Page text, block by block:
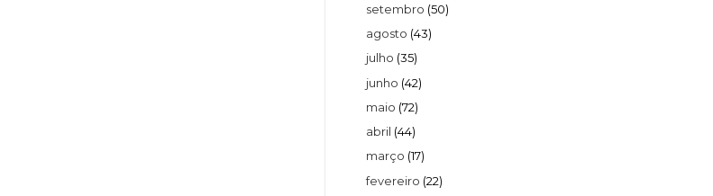
setembro (50)
agosto (43)
julho (35)
junho (42)
maio (72)
abril (44)
março (17)
fevereiro (22)